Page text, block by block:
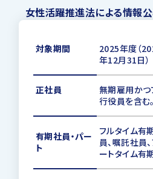
造園施工管理技士
技術検定(日本下水道事業団)
下水道管理技術認定
女性活躍推進法による情報
対象期間
2025年度（
年12月31日）
正社員
無期雇用かつ
行役員を含む。
有期社員・パー
ト
フルタイム有
員、嘱託社員
ートタイム有